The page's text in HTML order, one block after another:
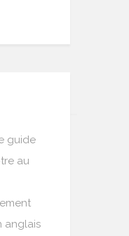
guide
au
anglais